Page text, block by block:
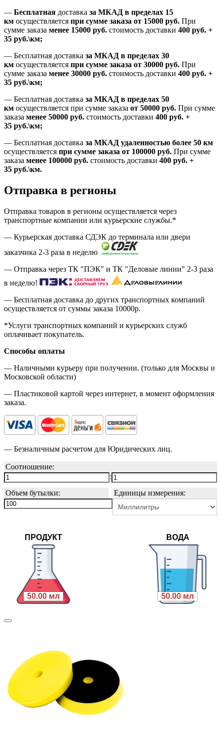
— Бесплатная доставка за МКАД в пределах 15
км осуществляется при сумме заказа от 15000 руб. При
сумме заказа менее 15000 руб. стоимость доставки 400 руб. +
35 руб.\км;
— Бесплатная доставка за МКАД в пределах 30
км осуществляется при сумме заказа от 30000 руб. При
сумме заказа менее 30000 руб. стоимость доставки 400 руб. +
35 руб.\км;
— Бесплатная доставка за МКАД в пределах 50
км осуществляется при сумме заказа от 50000 руб. При сумме
заказа менее 50000 руб. стоимость доставки 400 руб. +
35 руб.\км;
— Бесплатная доставка за МКАД удаленностью более 50 км
осуществляется при сумме заказа от 100000 руб. При сумме
заказа менее 100000 руб. стоимость доставки 400 руб. +
35 руб.\км.
Отправка в регионы
Отправка товаров в регионы осуществляется через
транспортные компании или курьерские службы.*
— Курьерская доставка СДЭК до терминала или двери
заказчика 2-3 раза в неделю
— Отправка через ТК "ПЭК" и ТК "Деловые линии" 2-3 раза
в неделю!
— Бесплатная доставка до других транспортных компаний
осуществляется от суммы заказа 10000р.
*Услуги транспортных компаний и курьерских служб
оплачивает покупатель.
Способы оплаты
— Наличными курьеру при получении. (только для Москвы и
Московской области)
— Пластиковой картой через интернет, в момент оформления
заказа.
— Безналичным расчетом для Юридических лиц.
Соотношение:
:
Объем бутылки:
Единицы измерения:
ПРОДУКТ
50.00 мл
ВОДА
50.00 мл